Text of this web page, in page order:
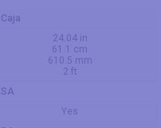
24.04 in
61.1 cm
610.5 mm
2 ft
Yes